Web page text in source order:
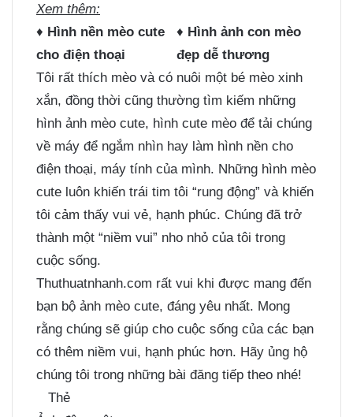
Xem thêm:
♦ Hình nền mèo cute
cho điện thoại
♦ Hình ảnh con mèo
đẹp dễ thương
Tôi rất thích mèo và có nuôi một bé mèo xinh
xắn, đồng thời cũng thường tìm kiếm những
hình ảnh mèo cute, hình cute mèo để tải chúng
về máy để ngắm nhìn hay làm hình nền cho
điện thoại, máy tính của mình. Những hình mèo
cute luôn khiến trái tim tôi “rung động” và khiến
tôi cảm thấy vui vẻ, hạnh phúc. Chúng đã trở
thành một “niềm vui” nho nhỏ của tôi trong
cuộc sống.
Thuthuatnhanh.com rất vui khi được mang đến
bạn bộ ảnh mèo cute, đáng yêu nhất. Mong
rằng chúng sẽ giúp cho cuộc sống của các bạn
có thêm niềm vui, hạnh phúc hơn. Hãy ủng hộ
chúng tôi trong những bài đăng tiếp theo nhé!
Thẻ